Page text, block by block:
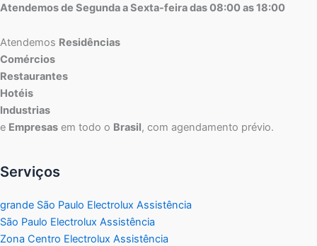
Atendemos de Segunda a Sexta-feira das 08:00 as 18:00
Atendemos Residências
Comércios
Restaurantes
Hotéis
Industrias
e Empresas em todo o Brasil, com agendamento prévio.
Serviços
grande São Paulo Electrolux Assistência
São Paulo Electrolux Assistência
Zona Centro Electrolux Assistência